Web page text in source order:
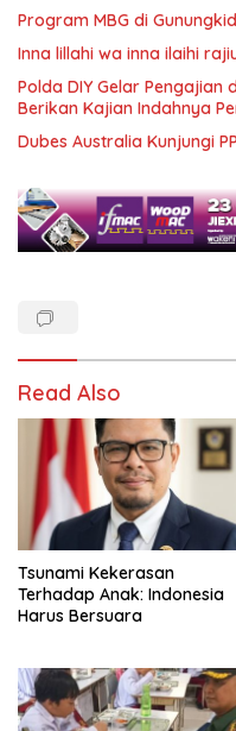
Program MBG di
Inna lillahi wa inna ilaihi
Polda DIY Gelar Pengajian
Berikan Kajian Indahnya
Dubes Australia Kunjungi
Read Also
Tsunami Kekerasan
Terhadap Anak: Indonesia
Harus Bersuara